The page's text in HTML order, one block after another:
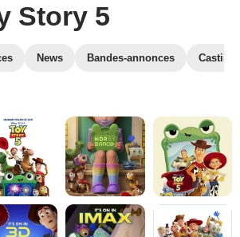
Story 5
News Bandes-annonces Casting